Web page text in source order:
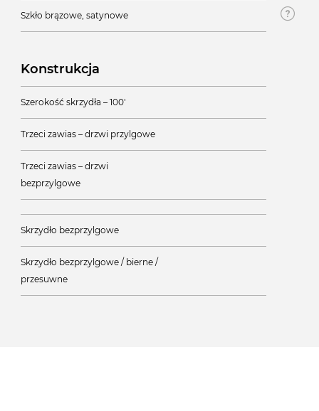
Szkło brązowe, satynowe
Konstrukcja
Szerokość skrzydła – 100'
Trzeci zawias – drzwi przylgowe
Trzeci zawias – drzwi
bezprzylgowe
Skrzydło bezprzylgowe
Skrzydło bezprzylgowe / bierne /
przesuwne